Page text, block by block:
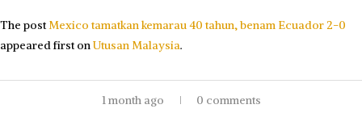
The postMexico tamatkan kemarau 40 tahun, benam Ecuador 2-0
appeared first onUtusan Malaysia.
1 month ago 0 comments